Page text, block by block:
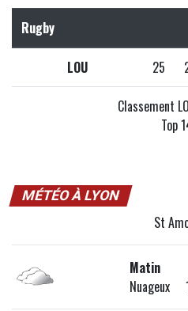
Rugby
LOU 25
Classement
Top
MÉTÉO À LYON
St
Matin
Nuageux